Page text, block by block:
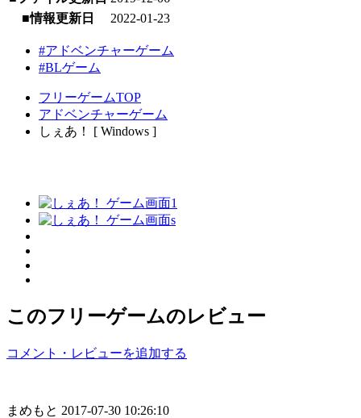
■情報更新日
2022-01-23
#アドベンチャーゲーム
#BLゲーム
フリーゲームTOP
アドベンチャーゲーム
しぇあ！ [ Windows ]
このフリーゲームのレビュー
コメント・レビューを追加する
まめもと 2017-07-30 10:26:10